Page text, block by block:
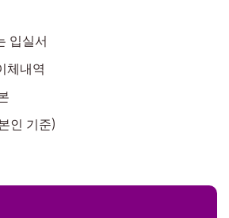
입실서
체내역
인 기준)